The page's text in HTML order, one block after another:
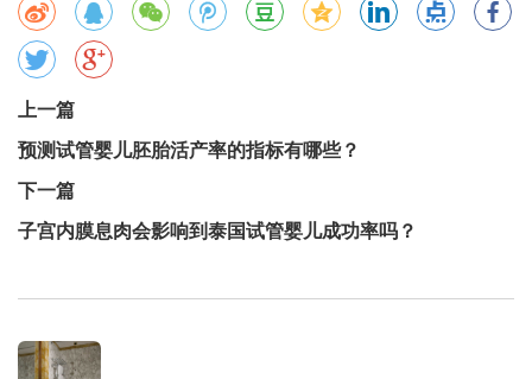
上一篇
预测试管婴儿胚胎活产率的指标有哪些？
下一篇
子宫内膜息肉会影响到泰国试管婴儿成功率吗？